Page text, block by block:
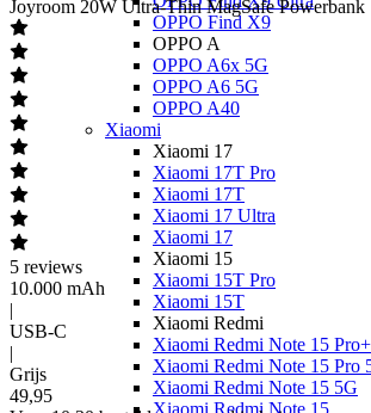
OPPO Find X9
OPPO A
OPPO A6x 5G
OPPO A6 5G
OPPO A40
Xiaomi
Xiaomi 17
Xiaomi 17T Pro
Xiaomi 17T
Xiaomi 17 Ultra
Xiaomi 17
Xiaomi 15
Xiaomi 15T Pro
Xiaomi 15T
Xiaomi Redmi
Xiaomi Redmi Note 15
Xiaomi Redmi Note 15 Pro
Xiaomi Redmi Note 15 5G
Xiaomi Redmi Note 15
Joyroom 20W Ultra-Thin MagSafe Powerbank
5 reviews
10.000 mAh
|
USB-C
|
Grijs
49,95